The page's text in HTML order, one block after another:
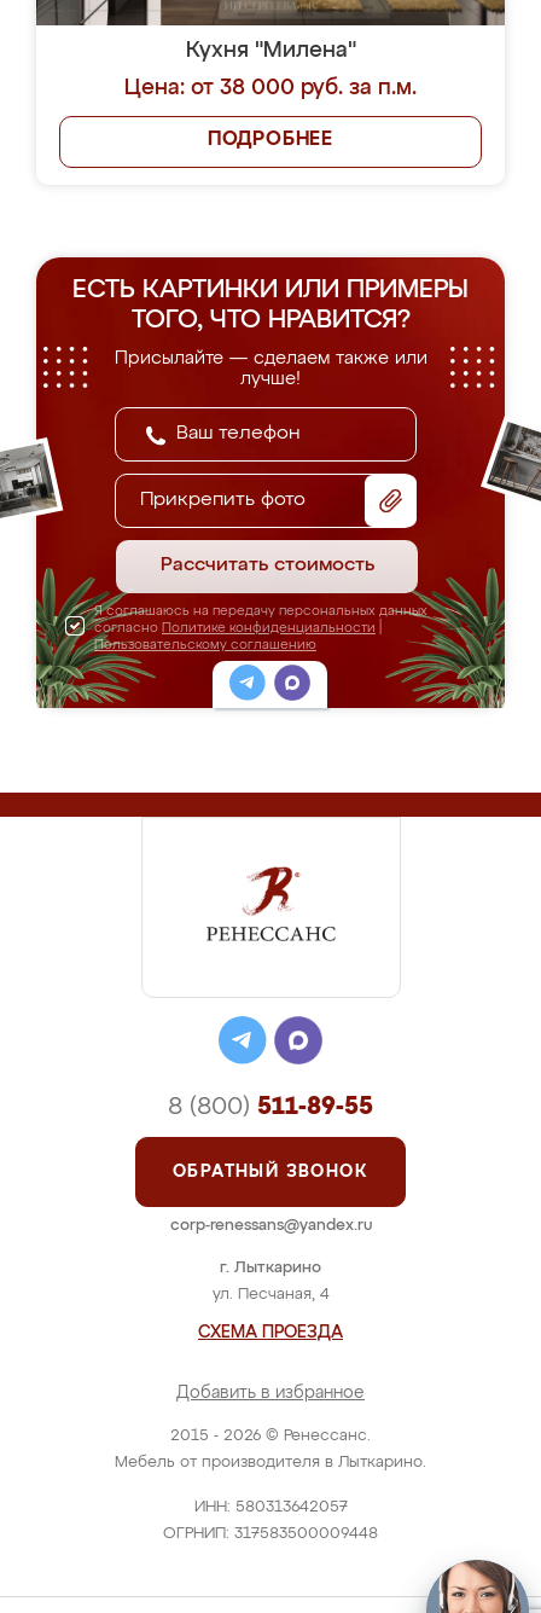
Кухня "Милена"
Цена: от 38 000 руб. за п.м.
ПОДРОБНЕЕ
ЕСТЬ КАРТИНКИ ИЛИ ПРИМЕРЫ
ТОГО, ЧТО НРАВИТСЯ?
Присылайте — сделаем также или
лучше!
Прикрепить фото
Рассчитать стоимость
Я соглашаюсь на передачу персональных данных
согласно Политике конфиденциальности
Пользовательскому соглашению
2015 - 2026 © Ренессанс.
Мебель от производителя в Лыткарино.
ИНН: 580313642057
ОГРНИП: 317583500009448
г. Лыткарино
ул. Песчаная, 4
СХЕМА ПРОЕЗДА
Добавить в избранное
8 (800) 511-89-55
ОБРАТНЫЙ ЗВОНОК
corp-renessans@yandex.ru